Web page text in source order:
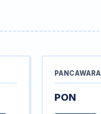
PANCAWARA
PON